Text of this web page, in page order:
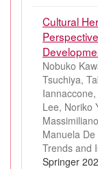
Cultural
Nobuko
Tsuchiya,
Lee, Noriko
Manuela
Trends and
Springer